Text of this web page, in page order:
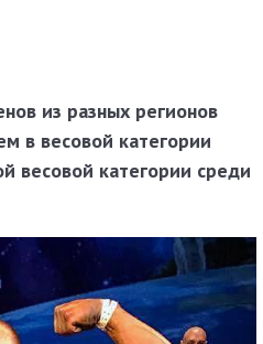
из разных регионов
в весовой категории
весовой категории среди